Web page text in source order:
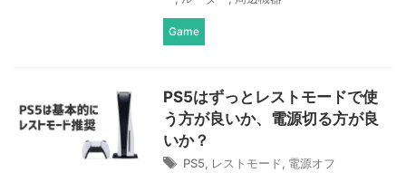
Game
PS5はずっとレストモードで使
う方が良いか、電源切る方が良
いか？
PS5, レストモード, 電源オフ